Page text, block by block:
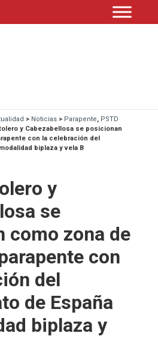
> Noticias> Parapente, PSTD
y Cabezabellosa se posicionan
con la celebración del
biplaza y vela B
y
se
como zona de
con
del
de España
biplaza y